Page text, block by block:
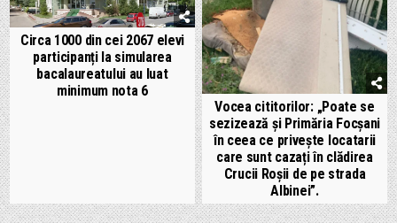
Circa 1000 din cei 2067 elevi
participanți la simularea
bacalaureatului au luat
minimum nota 6
Vocea cititorilor: „Poate se
sezizează și Primăria Focșani
în ceea ce privește locatarii
care sunt cazați în clădirea
Crucii Roșii de pe strada
Albinei”.